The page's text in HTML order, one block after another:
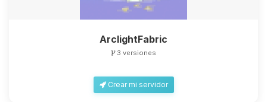
ArclightFabric
3 versiones
Crear mi servidor